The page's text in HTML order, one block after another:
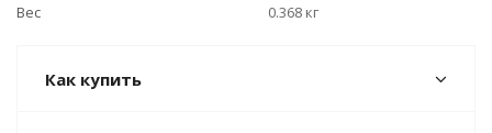
Вес
0.368 кг
Как купить